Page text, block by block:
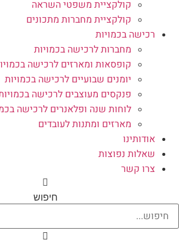
קולקציית משפטי השראה
קולקציית מחברות מתכונים
רכישה בכמויות
מחברות לרכישה בכמויות
קופסאות ומארזים לרכישה
יומנים שבועיים לרכישה בכמויות
פנקסים מעוצבים לרכישה בכמויות
לוחות שנה ופלאנרים לרכישה
מארזים ומתנות לעובדים
אודותינו
שאלות נפוצות
צרו קשר
חיפוש